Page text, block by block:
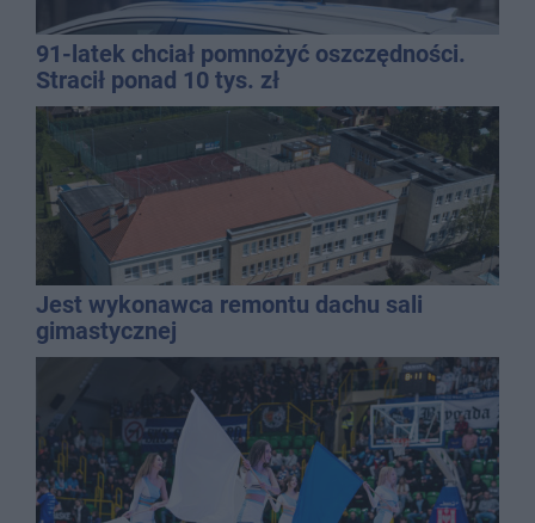
91-latek chciał pomnożyć oszczędności.
Stracił ponad 10 tys. zł
Jest wykonawca remontu dachu sali
gimastycznej